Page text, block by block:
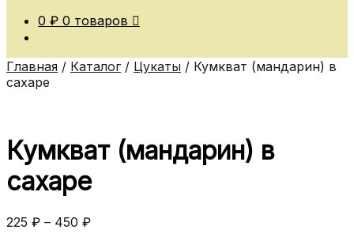
0 ₽ 0 товаров
Главная / Каталог/ Цукаты / Кумкват (мандарин) в
сахаре
Кумкват (мандарин) в
сахаре
225 ₽ – 450 ₽